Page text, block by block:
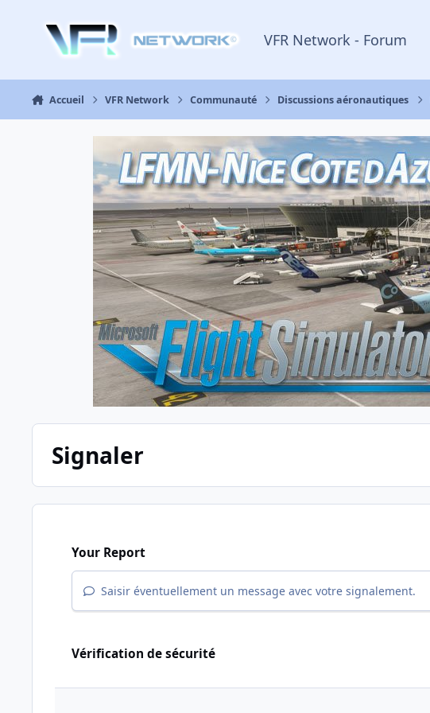
VFR Network - Forum
Accueil VFR Network Communauté Discussions aéronautiques
Signaler
Your Report
Saisir éventuellement un message avec votre signalement.
Vérification de sécurité